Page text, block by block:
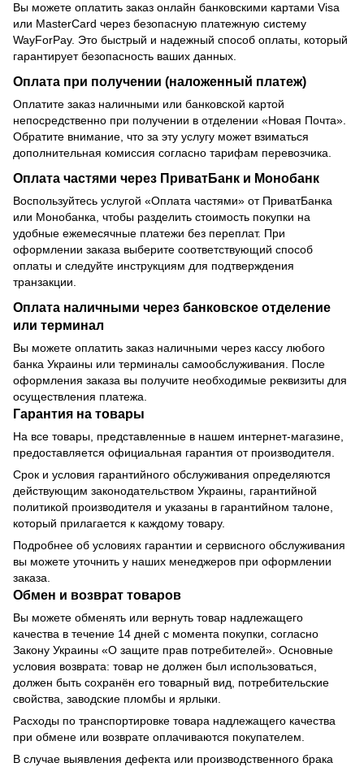
Вы можете оплатить заказ онлайн банковскими картами Visa
или MasterCard через безопасную платежную систему
WayForPay. Это быстрый и надежный способ оплаты, который
гарантирует безопасность ваших данных.
Оплата при получении (наложенный платеж)
Оплатите заказ наличными или банковской картой
непосредственно при получении в отделении «Новая Почта».
Обратите внимание, что за эту услугу может взиматься
дополнительная комиссия согласно тарифам перевозчика.
Оплата частями через ПриватБанк и Монобанк
Воспользуйтесь услугой «Оплата частями» от ПриватБанка
или Монобанка, чтобы разделить стоимость покупки на
удобные ежемесячные платежи без переплат. При
оформлении заказа выберите соответствующий способ
оплаты и следуйте инструкциям для подтверждения
транзакции.
Оплата наличными через банковское отделение
или терминал
Вы можете оплатить заказ наличными через кассу любого
банка Украины или терминалы самообслуживания. После
оформления заказа вы получите необходимые реквизиты для
осуществления платежа.
Гарантия на товары
На все товары, представленные в нашем интернет-магазине,
предоставляется официальная гарантия от производителя.
Срок и условия гарантийного обслуживания определяются
действующим законодательством Украины, гарантийной
политикой производителя и указаны в гарантийном талоне,
который прилагается к каждому товару.
Подробнее об условиях гарантии и сервисного обслуживания
вы можете уточнить у наших менеджеров при оформлении
заказа.
Обмен и возврат товаров
Вы можете обменять или вернуть товар надлежащего
качества в течение 14 дней с момента покупки, согласно
Закону Украины «О защите прав потребителей». Основные
условия возврата: товар не должен был использоваться,
должен быть сохранён его товарный вид, потребительские
свойства, заводские пломбы и ярлыки.
Расходы по транспортировке товара надлежащего качества
при обмене или возврате оплачиваются покупателем.
В случае выявления дефекта или производственного брака